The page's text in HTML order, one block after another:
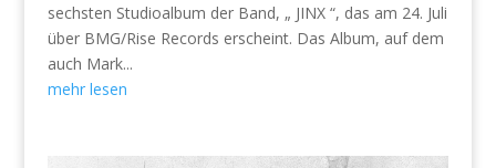
sechsten Studioalbum der Band, „ JINX “, das am 24. Juli
über BMG/Rise Records erscheint. Das Album, auf dem
auch Mark...
mehr lesen